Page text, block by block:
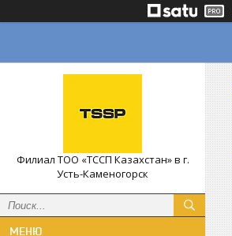
Филиал ТОО «ТССП Казахстан» в г.
Усть-Каменогорск